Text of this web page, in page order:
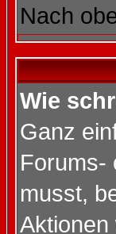
Nach
Wie
Ganz
Forums-
musst,